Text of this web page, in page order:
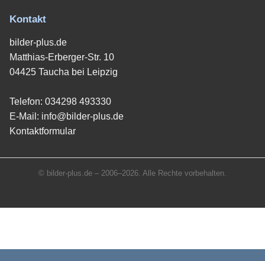
Kontakt
bilder-plus.de
Matthias-Erberger-Str. 10
04425 Taucha bei Leipzig
Telefon: 034298 493330
E-Mail: info@bilder-plus.de
Kontaktformular
© bilder-plus.de – 2006–2026. Alle Rechte vorbehalten.